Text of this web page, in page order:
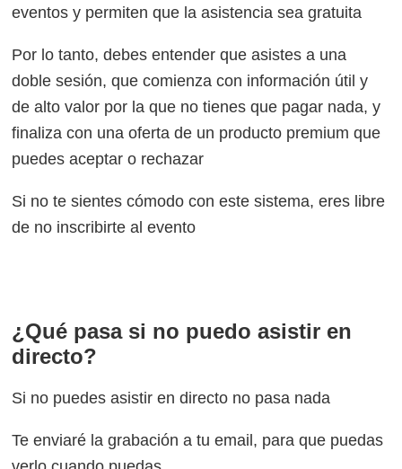
eventos y permiten que la asistencia sea gratuita
Por lo tanto, debes entender que asistes a una
doble sesión, que comienza con información útil y
de alto valor por la que no tienes que pagar nada, y
finaliza con una oferta de un producto premium que
puedes aceptar o rechazar
Si no te sientes cómodo con este sistema, eres libre
de no inscribirte al evento
¿Qué pasa si no puedo asistir en
directo?
Si no puedes asistir en directo no pasa nada
Te enviaré la grabación a tu email, para que puedas